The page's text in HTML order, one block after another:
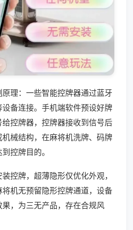
理：一些智能控牌器通过蓝牙
备连接。手机端软件预设好牌
控牌器，控牌器接收到信号后
械结构，在麻将机洗牌、码牌
控牌目的。
控牌，超薄隐形仅优化外观，
机无预留隐形控牌通道，设备
，为三无产品，存在合规风